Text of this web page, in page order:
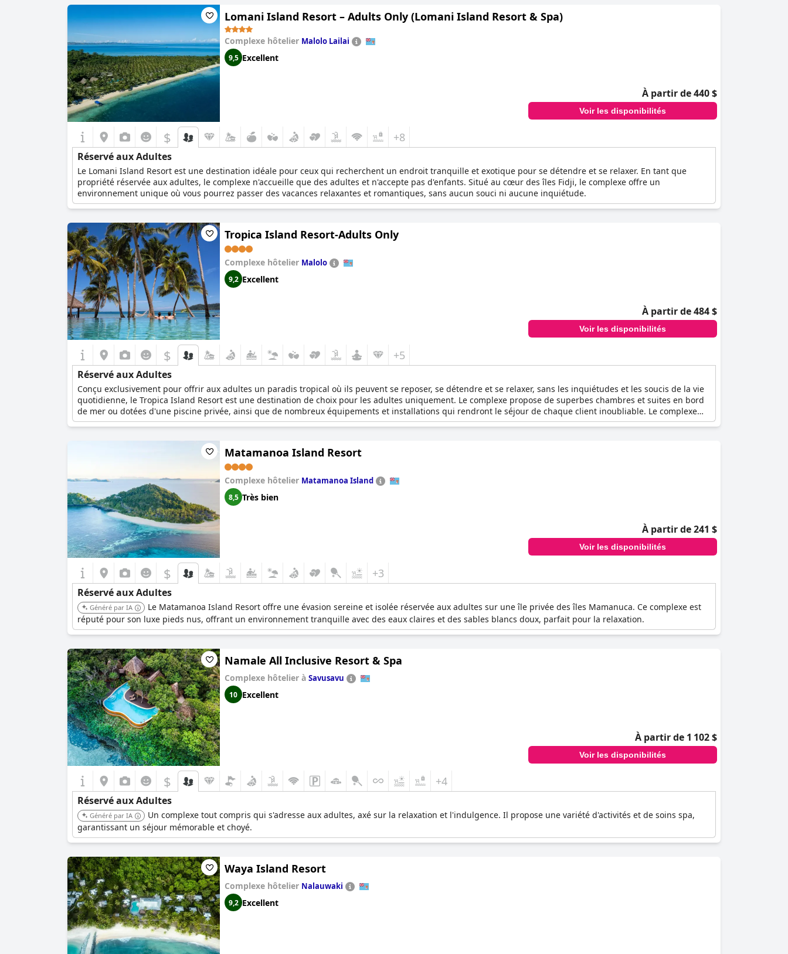
Lomani Island Resort – Adults Only (Lomani Island Resort & Spa)
Complexe hôtelier Malolo Lailai
9,5 Excellent
À partir de 440 $
Voir les disponibilités
$ +8
Réservé aux Adultes
Le Lomani Island Resort est une destination idéale pour ceux qui recherchent un endroit tranquille et exotique pour se détendre et se relaxer. En tant que
propriété réservée aux adultes, le complexe n'accueille que des adultes et n'accepte pas d'enfants. Situé au cœur des îles Fidji, le complexe offre un
environnement unique où vous pourrez passer des vacances relaxantes et romantiques, sans aucun souci ni aucune inquiétude.
Tropica Island Resort-Adults Only
Complexe hôtelier Malolo
9,2 Excellent
À partir de 484 $
Voir les disponibilités
$ +5
Réservé aux Adultes
Conçu exclusivement pour offrir aux adultes un paradis tropical où ils peuvent se reposer, se détendre et se relaxer, sans les inquiétudes et les soucis de la vie
quotidienne, le Tropica Island Resort est une destination de choix pour les adultes uniquement. Le complexe propose de superbes chambres et suites en bord
de mer ou dotées d'une piscine privée, ainsi que de nombreux équipements et installations qui rendront le séjour de chaque client inoubliable. Le complexe
est également idéal pour les lunes de miel et les escapades romantiques.
Matamanoa Island Resort
Complexe hôtelier Matamanoa Island
8,5 Très bien
À partir de 241 $
Voir les disponibilités
$ +3
Réservé aux Adultes
Généré par IA
Le Matamanoa Island Resort offre une évasion sereine et isolée réservée aux adultes sur une île privée des îles Mamanuca. Ce complexe est
réputé pour son luxe pieds nus, offrant un environnement tranquille avec des eaux claires et des sables blancs doux, parfait pour la relaxation.
Namale All Inclusive Resort & Spa
Complexe hôtelier à Savusavu
10 Excellent
À partir de 1 102 $
Voir les disponibilités
$ +4
Réservé aux Adultes
Généré par IA
Un complexe tout compris qui s'adresse aux adultes, axé sur la relaxation et l'indulgence. Il propose une variété d'activités et de soins spa,
garantissant un séjour mémorable et choyé.
Waya Island Resort
Complexe hôtelier Nalauwaki
9,2 Excellent